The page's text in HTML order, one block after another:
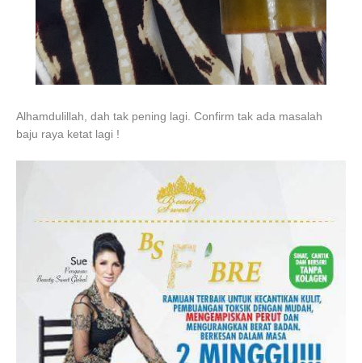
Alhamdulillah, dah tak pening lagi. Confirm tak ada masalah
baju raya ketat lagi !